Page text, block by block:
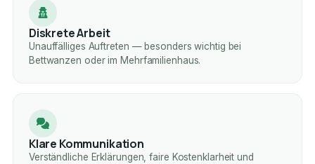
Diskrete Arbeit
Unauffälliges Auftreten — besonders wichtig bei
Bettwanzen oder im Mehrfamilienhaus.
Klare Kommunikation
Verständliche Erklärungen, faire Kostenklarheit und